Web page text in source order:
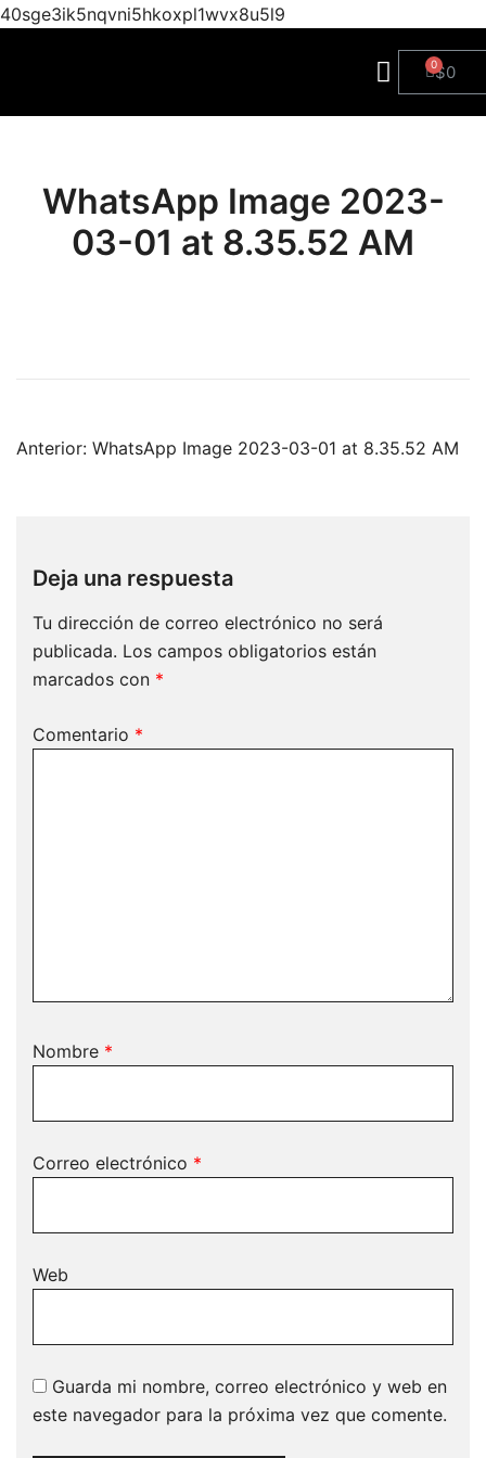
40sge3ik5nqvni5hkoxpl1wvx8u5l9
$0
WhatsApp Image 2023-
03-01 at 8.35.52 AM
Anterior: WhatsApp Image 2023-03-01 at 8.35.52 AM
Deja una respuesta
Tu dirección de correo electrónico no será
publicada. Los campos obligatorios están
marcados con *
Comentario *
Nombre *
Correo electrónico *
Web
Guarda mi nombre, correo electrónico y web en
este navegador para la próxima vez que comente.